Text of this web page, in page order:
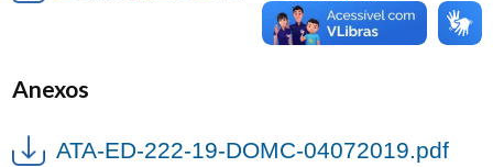
Anexos
ATA-ED-222-19-DOMC-04072019.pdf